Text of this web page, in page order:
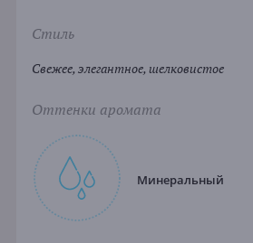
Стиль
Свежее, элегантное, шелковистое
Оттенки аромата
Минеральный